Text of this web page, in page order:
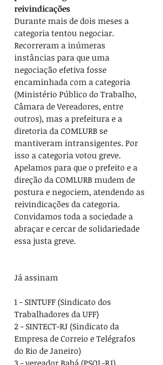
reivindicações
Durante mais de dois meses a
categoria tentou negociar.
Recorreram a inúmeras
instâncias para que uma
negociação efetiva fosse
encaminhada com a categoria
(Ministério Público do Trabalho,
Câmara de Vereadores, entre
outros), mas a prefeitura e a
diretoria da COMLURB se
mantiveram intransigentes. Por
isso a categoria votou greve.
Apelamos para que o prefeito e a
direção da COMLURB mudem de
postura e negociem, atendendo as
reivindicações da categoria.
Convidamos toda a sociedade a
abraçar e cercar de solidariedade
essa justa greve.
Já assinam
1 - SINTUFF (Sindicato dos
Trabalhadores da UFF)
2 - SINTECT-RJ (Sindicato da
Empresa de Correio e Telégrafos
do Rio de Janeiro)